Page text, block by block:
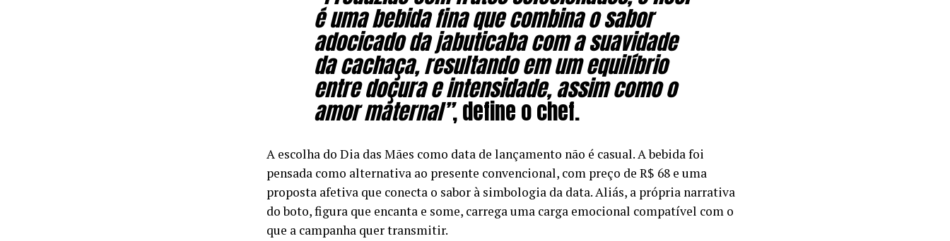
é uma bebida fina que combina o sabor
adocicado da jabuticaba com a suavidade
da cachaça, resultando em um equilíbrio
entre doçura e intensidade, assim como o
amor maternal”, define o chef.
A escolha do Dia das Mães como data de lançamento não é casual. A bebida foi
pensada como alternativa ao presente convencional, com preço de R$ 68 e uma
proposta afetiva que conecta o sabor à simbologia da data. Aliás, a própria narrativa
do boto, figura que encanta e some, carrega uma carga emocional compatível com o
que a campanha quer transmitir.